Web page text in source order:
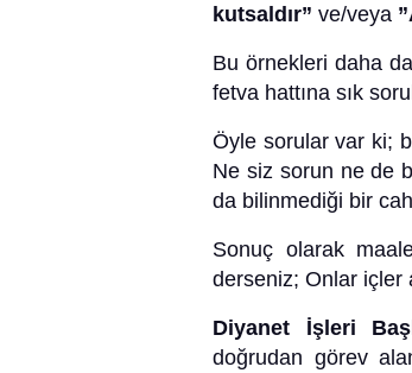
kutsaldır” ve/veya
Bu örnekleri daha
fetva hattına sık
Öyle sorular var ki;
Ne siz sorun ne de
da bilinmediği bir
Sonuç olarak
derseniz; Onlar içler
Diyanet İşleri
doğrudan görev